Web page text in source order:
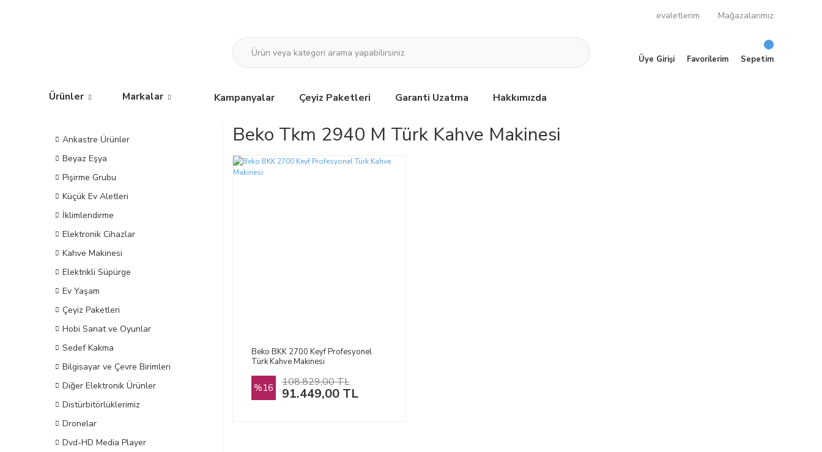
evaletlerim Mağazalarımız
Üye Girişi Favorilerim Sepetim
Ürünler Markalar Kampanyalar Çeyiz Paketleri Garanti Uzatma Hakkımızda
Ankastre Ürünler
Beyaz Eşya
Pişirme Grubu
Küçük Ev Aletleri
İklimlendirme
Elektronik Cihazlar
Kahve Makinesi
Elektrikli Süpürge
Ev Yaşam
Çeyiz Paketleri
Hobi Sanat ve Oyunlar
Sedef Kakma
Bilgisayar ve Çevre Birimleri
Diğer Elektronik Ürünler
Distürbitörlüklerimiz
Dronelar
Dvd-HD Media Player
Beko Tkm 2940 M Türk Kahve Makinesi
Beko BKK 2700 Keyf Profesyonel
Türk Kahve Makinesi
%16 91.449,00 TL
108.829,00 TL